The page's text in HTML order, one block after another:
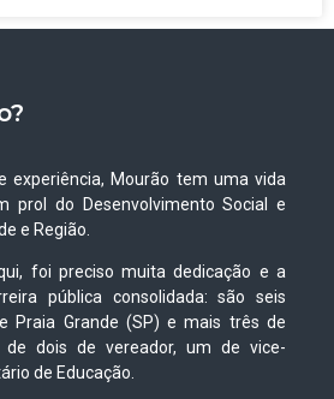
experiência, Mourão tem uma vida
prol do Desenvolvimento Social e
e Região.
foi preciso muita dedicação e a
pública consolidada: são seis
Praia Grande (SP) e mais três de
de dois de vereador, um de vice-
de Educação.